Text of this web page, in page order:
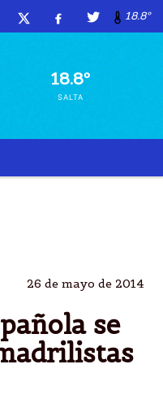
18.8º
18.8º
SALTA
26 de mayo de 2014
se